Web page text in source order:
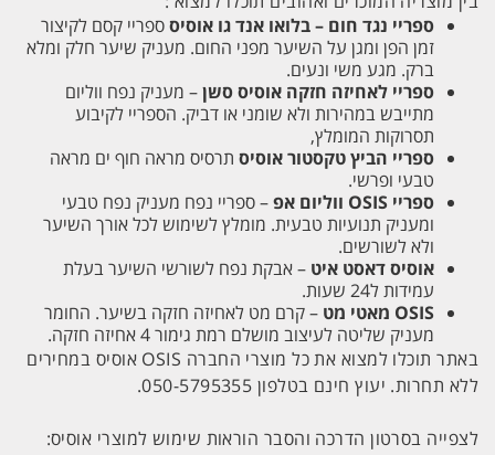
ספריי נגד חום – בלואו אנד גו אוסיסספריי קסם לקיצור
זמן הפן ומגן על השיער מפני החום. מעניק שיער חלק ומלא
ברק. מגע משי ונעים.
ספריי לאחיזה חזקה אוסיס סשן– מעניק נפח ווליום
מתייבש במהירות ולא שומני או דביק. הספריי לקיבוע
תסרוקות המומלץ,
ספריי הביץ טקסטור אוסיס תרסיס מראה חוף ים מראה
טבעי ופרשי.
ספריי OSIS ווליום אפ
– ספריי נפח מעניק נפח טבעי
ומעניק תנועיות טבעית. מומלץ לשימוש לכל אורך השיער
ולא לשורשים.
אוסיס דאסט איט – אבקת נפח לשורשי השיער בעלת
עמידות ל24 שעות.
OSIS מאטי מט
– קרם מט לאחיזה חזקה בשיער. החומר
מעניק שליטה לעיצוב מושלם רמת גימור 4 אחיזה חזקה.
באתר תוכלו למצוא את כל מוצרי החברה OSIS אוסיס במחירים
ללא תחרות. יעוץ חינם בטלפון 050-5795355.
לצפייה בסרטון הדרכה והסבר הוראות שימוש למוצרי אוסיס: